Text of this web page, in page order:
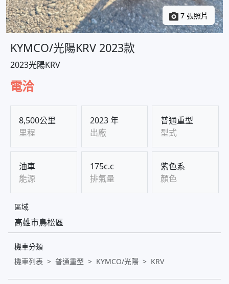
7 張照片
KYMCO/光陽KRV 2023款
2023光陽KRV
電洽
8,500公里
里程
2023 年
出廠
普通重型
型式
油車
能源
175c.c
排氣量
紫色系
顏色
區域
高雄市鳥松區
機車分類
機車列表
普通重型 KYMCO/光陽 KRV